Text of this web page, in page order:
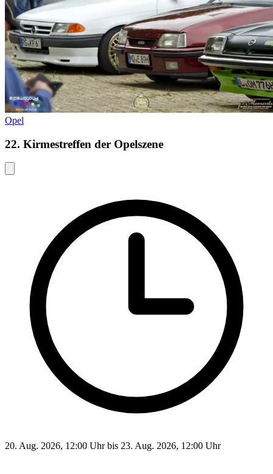
Opel
22. Kirmestreffen der Opelszene
20. Aug. 2026, 12:00 Uhr bis 23. Aug. 2026, 12:00 Uhr